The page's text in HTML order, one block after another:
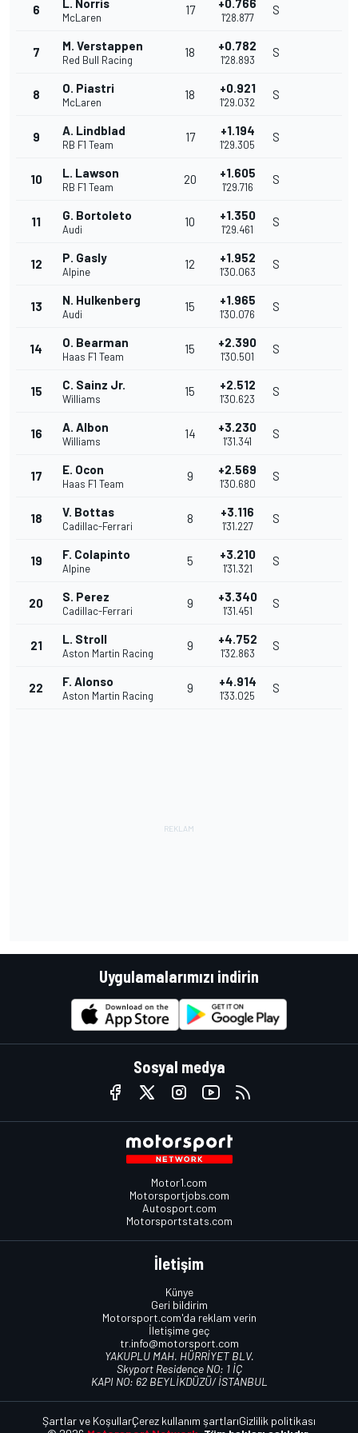
6 L. Norris
McLaren
17 +0.766
1'28.877
S
7 M. Verstappen
Red Bull Racing
18 +0.782
1'28.893
S
8 O. Piastri
McLaren
18 +0.921
1'29.032
S
9 A. Lindblad
RB F1 Team
17 +1.194
1'29.305
S
10 L. Lawson
RB F1 Team
20 +1.605
1'29.716
S
11 G. Bortoleto
Audi
10 +1.350
1'29.461
S
12 P. Gasly
Alpine
12 +1.952
1'30.063
S
13 N. Hulkenberg
Audi
15 +1.965
1'30.076
S
14 O. Bearman
Haas F1 Team
15 +2.390
1'30.501
S
15 C. Sainz Jr.
Williams
15 +2.512
1'30.623
S
16 A. Albon
Williams
14 +3.230
1'31.341
S
17 E. Ocon
Haas F1 Team
9 +2.569
1'30.680
S
18 V. Bottas
Cadillac-Ferrari
8 +3.116
1'31.227
S
19 F. Colapinto
Alpine
5 +3.210
1'31.321
S
20 S. Perez
Cadillac-Ferrari
9 +3.340
1'31.451
S
21 L. Stroll
Aston Martin Racing
9 +4.752
1'32.863
S
22 F. Alonso
Aston Martin Racing
9 +4.914
1'33.025
S
Uygulamalarımızı indirin
Sosyal medya
Motor1.com
Motorsportjobs.com
Autosport.com
Motorsportstats.com
İletişim
Künye
Geri bildirim
Motorsport.com'da reklam verin
İletişime geç
tr.info@motorsport.com
YAKUPLU MAH. HÜRRİYET BLV.
Skyport Residence NO: 1 İÇ
KAPI NO: 62 BEYLİKDÜZÜ/ İSTANBUL
Şartlar ve KoşullarÇerez kullanım şartlarıGizlilik politikası